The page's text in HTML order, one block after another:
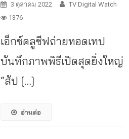
3 ตุลาคม 2022
TV Digital Watch
1376
เอ็กซ์คลูซีฟถ่ายทอดเทป
บันทึกภาพพิธีเปิดสุดยิ่งใหญ่
“สัป […]
อ่านต่อ